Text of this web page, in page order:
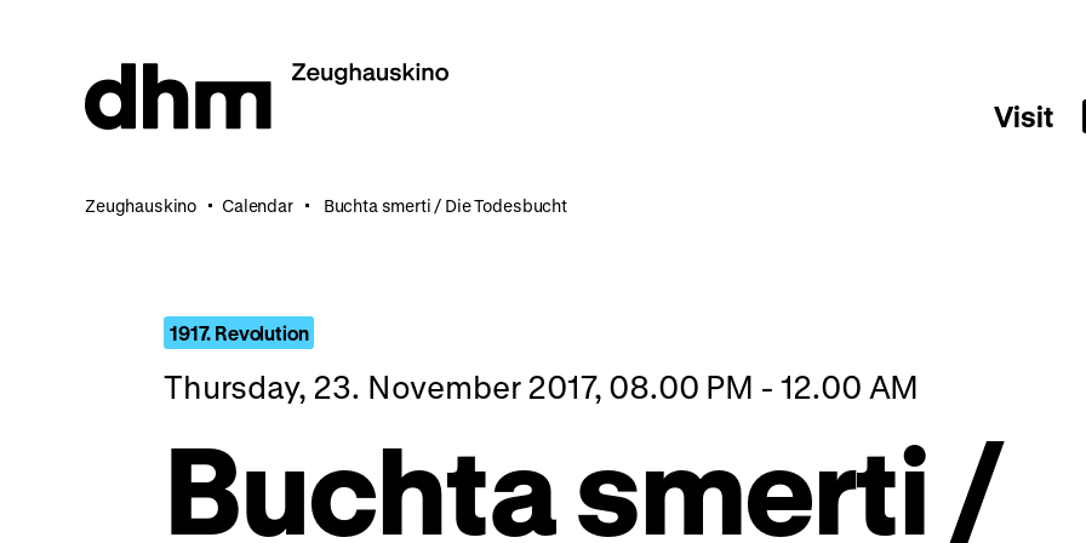
Visit
Zeughauskino Calendar Buchta smerti / Die Todesbucht
1917. Revolution
Thursday, 23. November 2017, 08.00 PM - 12.00 AM
Buchta smerti /